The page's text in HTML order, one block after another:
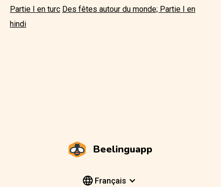
Partie I en turc Des fêtes autour du monde; Partie I en
hindi
Beelinguapp
Français